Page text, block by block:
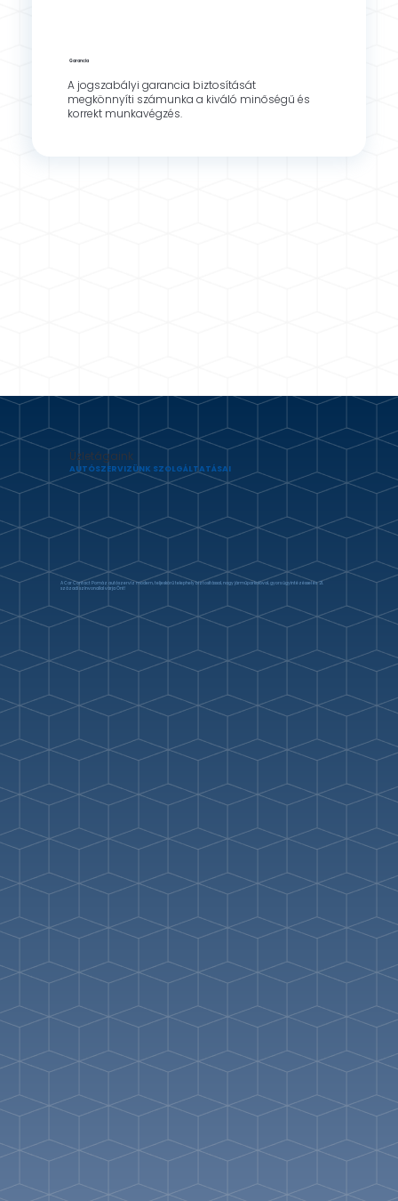
Garancia
A jogszabályi garancia biztosítását
megkönnyíti számunka a kiváló minőségű és
korrekt munkavégzés.
Üzletágaink
AUTÓSZERVIZÜNK SZOLGÁLTATÁSAI
A Car Contact Pomáz autószerviz modern, teljeskörű telephely biztosítással, nagy járműparkolóval, gyors ügyintézéssel és 21.
századi színvonallal várja Önt!